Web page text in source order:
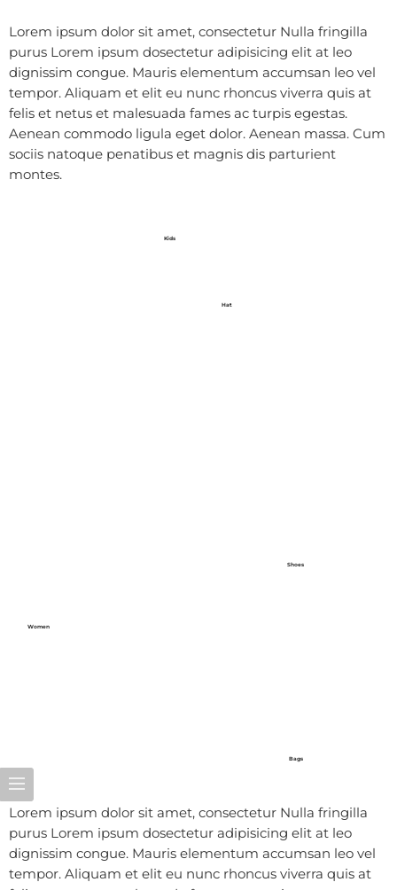
Lorem ipsum dolor sit amet, consectetur Nulla fringilla
purus Lorem ipsum dosectetur adipisicing elit at leo
dignissim congue. Mauris elementum accumsan leo vel
tempor. Aliquam et elit eu nunc rhoncus viverra quis at
felis et netus et malesuada fames ac turpis egestas.
Aenean commodo ligula eget dolor. Aenean massa. Cum
sociis natoque penatibus et magnis dis parturient
montes.
Kids
Hat
Shoes
Women
Bags
Lorem ipsum dolor sit amet, consectetur Nulla fringilla
purus Lorem ipsum dosectetur adipisicing elit at leo
dignissim congue. Mauris elementum accumsan leo vel
tempor. Aliquam et elit eu nunc rhoncus viverra quis at